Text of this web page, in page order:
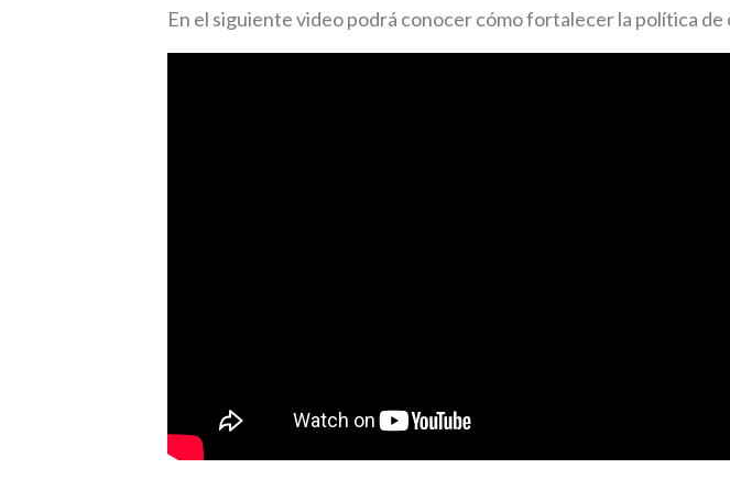
En el siguiente video podrá conocer cómo fortalecer la política de